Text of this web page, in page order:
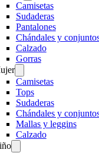
Camisetas
Sudaderas
Pantalones
Chándales y
Calzado
Gorras
Camisetas
Tops
Sudaderas
Chándales y
Mallas y leggins
Calzado